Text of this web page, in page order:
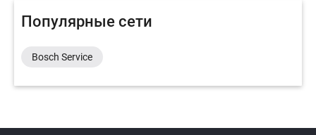
Популярные сети
Bosch Service